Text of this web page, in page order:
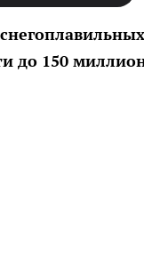
до 150